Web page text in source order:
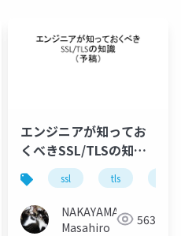
ssl
エンジニアが知ってお
くべきSSL/TLSの知識
(仮)
ssl tls
NAKAYAMA
Masahiro
563